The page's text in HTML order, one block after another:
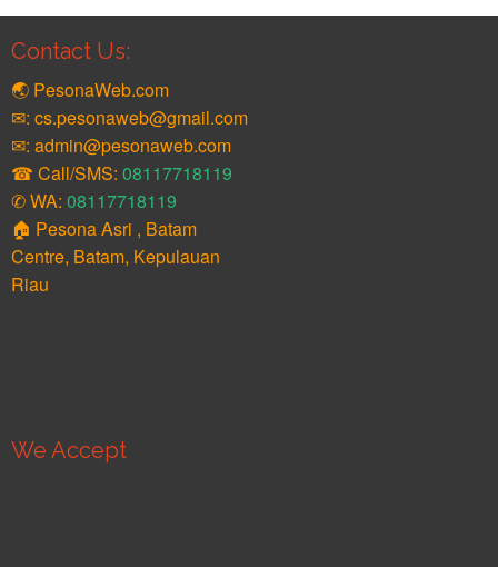
Contact Us:
🌏 PesonaWeb.com
✉: cs.pesonaweb@gmail.com
✉: admin@pesonaweb.com
☎ Call/SMS: 08117718119
✆ WA: 08117718119
🏠 Pesona Asri , Batam
Centre, Batam, Kepulauan
Riau
We Accept